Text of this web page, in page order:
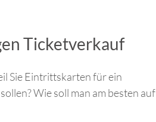
Ticketverkauf
Sie Eintrittskarten für ein
Wie soll man am besten auf